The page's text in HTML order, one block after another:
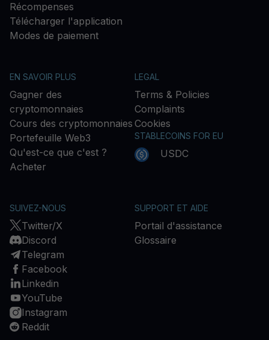
Récompenses
Télécharger l'application
Modes de paiement
EN SAVOIR PLUS
Gagner des
cryptomonnaies
Cours des cryptomonnaies
Portefeuille Web3
Qu'est-ce que c'est ?
Acheter
LEGAL
Terms & Policies
Complaints
Cookies
STABLECOINS FOR EU
USDC
SUIVEZ-NOUS
Twitter/X
Discord
Telegram
Facebook
Linkedin
YouTube
Instagram
Reddit
SUPPORT ET AIDE
Portail d'assistance
Glossaire